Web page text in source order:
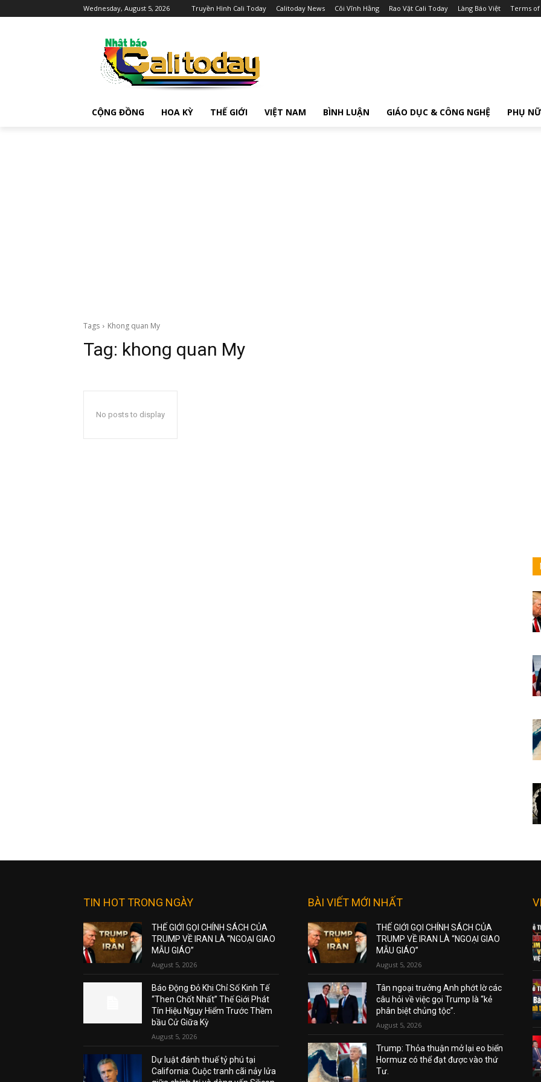
Wednesday, August 5, 2026 Truyền Hình Cali Today Calitoday News Cõi Vĩnh Hằng Rao Vặt Cali Today Làng Báo Việt Terms of
CỘNG ĐỒNG HOA KỲ THẾ GIỚI VIỆT NAM BÌNH LUẬN GIÁO DỤC & CÔNG NGHỆ PHỤ NỮ
Tags Khong quan My
Tag: khong quan My
No posts to display
TIN HOT TRONG NGÀY
THẾ GIỚI GỌI CHÍNH SÁCH CỦA
TRUMP VỀ IRAN LÀ “NGOẠI GIAO
MẪU GIÁO”
August 5, 2026
Báo Động Đỏ Khi Chỉ Số Kinh Tế
“Then Chốt Nhất” Thế Giới Phát
Tín Hiệu Nguy Hiểm Trước Thềm
bầu Cử Giữa Kỳ
August 5, 2026
Dự luật đánh thuế tỷ phú tại
California: Cuộc tranh cãi nảy lửa
BÀI VIẾT MỚI NHẤT
THẾ GIỚI GỌI CHÍNH SÁCH CỦA
TRUMP VỀ IRAN LÀ “NGOẠI GIAO
MẪU GIÁO”
August 5, 2026
Tân ngoại trưởng Anh phớt lờ các
câu hỏi về việc gọi Trump là “kẻ
phân biệt chủng tộc”.
August 5, 2026
Trump: Thỏa thuận mở lại eo biển
Hormuz có thể đạt được vào thứ
Tư.